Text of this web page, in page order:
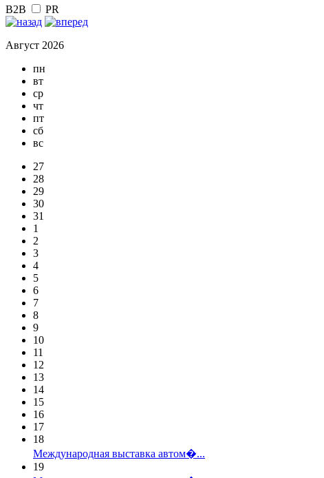
B2B PR
Август 2026
пн
вт
ср
чт
пт
сб
вс
27
28
29
30
31
1
2
3
4
5
6
7
8
9
10
11
12
13
14
15
16
17
18
Международная выставка автом�...
19